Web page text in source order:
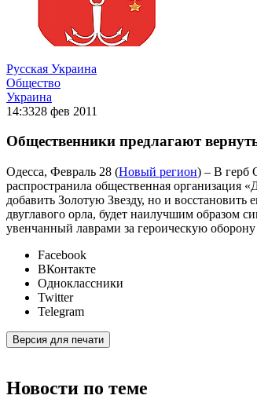
Русская Украина
Общество
Украина
14:3328 фев 2011
Общественники предлагают
Одесса, Февраль 28 (Новый регион) – В герб
распространила общественная организация
добавить Золотую Звезду, но и
двуглавого орла, будет наилучшим образом
увенчанный лаврами за героическую
Facebook
ВКонтакте
Одноклассники
Twitter
Telegram
Версия для печати
Новости по теме